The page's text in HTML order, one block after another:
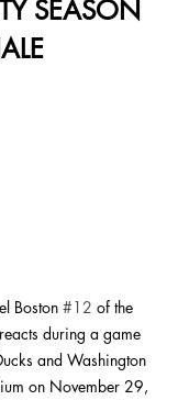
SEASON
Boston #12 of the
during a game
and Washington
on November 29,